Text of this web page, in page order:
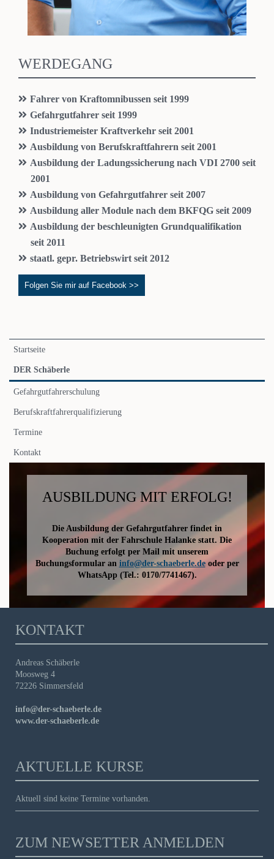
WERDEGANG
Fahrer von Kraftomnibussen seit 1999
Gefahrgutfahrer seit 1999
Industriemeister Kraftverkehr seit 2001
Ausbildung von Berufskraftfahrern seit 2001
Ausbildung der Ladungssicherung nach VDI 2700 seit
2001
Ausbildung von Gefahrgutfahrer seit 2007
Ausbildung aller Module nach dem BKFQG seit 2009
Ausbildung der beschleunigten Grundqualifikation
seit 2011
staatl. gepr. Betriebswirt seit 2012
Folgen Sie mir auf Facebook >>
Navigation
Startseite
DER Schäberle
Gefahrgutfahrerschulung
Berufskraftfahrerqualifizierung
Termine
Kontakt
AUSBILDUNG MIT ERFOLG!
Die Ausbildung der Gefahrgutfahrer findet in
Kooperation mit der Fahrschule Halanke statt. Die
Buchung erfolgt per Mail mit unserem
Buchungsformular an info@der-schaeberle.deoder per
WhatsApp (Tel.: 0170/7741467).
KONTAKT
Andreas Schäberle
Moosweg 4
72226 Simmersfeld
info@der-schaeberle.de
www.der-schaeberle.de
AKTUELLE KURSE
Aktuell sind keine Termine vorhanden.
ZUM NEWSETTER ANMELDEN